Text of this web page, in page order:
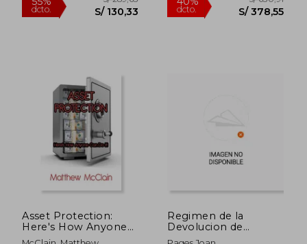
Asset Protection:
Here's How Anyone
Can Do It! (en Inglés)
Regimen de la
Devolucion de
Ingresos y